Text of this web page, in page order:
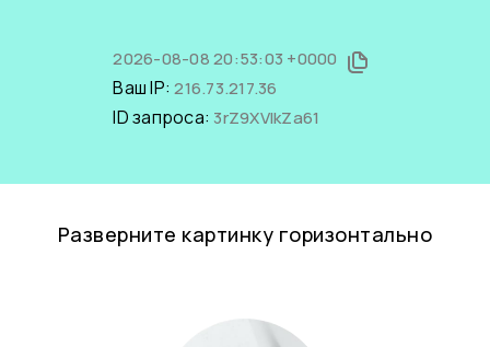
2026-08-08 20:53:03 +0000
Ваш IP:216.73.217.36
ID запроса: 3rZ9XVIkZa61
Разверните картинку горизонтально